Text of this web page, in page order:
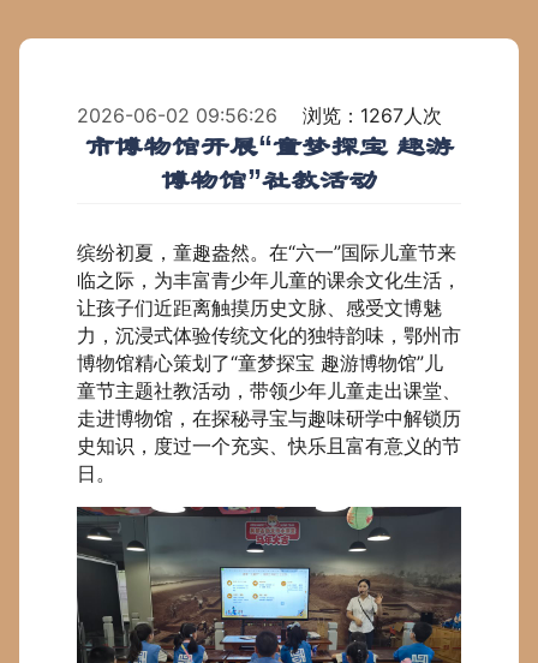
2026-06-02 09:56:26 浏览：1267人次
市博物馆开展“童梦探宝 趣游
博物馆”社教活动
缤纷初夏，童趣盎然。在“六一”国际儿童节来
临之际，为丰富青少年儿童的课余文化生活，
让孩子们近距离触摸历史文脉、感受文博魅
力，沉浸式体验传统文化的独特韵味，鄂州市
博物馆精心策划了“童梦探宝 趣游博物馆”儿
童节主题社教活动，带领少年儿童走出课堂、
走进博物馆，在探秘寻宝与趣味研学中解锁历
史知识，度过一个充实、快乐且富有意义的节
日。